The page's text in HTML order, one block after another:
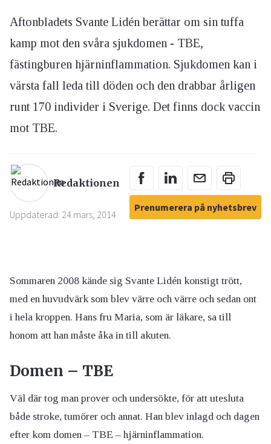
Aftonbladets Svante Lidén berättar om sin tuffa
kamp mot den svåra sjukdomen - TBE,
fästingburen hjärninflammation. Sjukdomen kan i
värsta fall leda till döden och den drabbar årligen
runt 170 individer i Sverige. Det finns dock vaccin
mot TBE.
Redaktionen
Uppdaterad: 24 mars, 2014
Prenumerera på nyhetsbrev
Sommaren 2008 kände sig Svante Lidén konstigt trött,
med en huvudvärk som blev värre och värre och sedan ont
i hela kroppen. Hans fru Maria, som är läkare, sa till
honom att han måste åka in till akuten.
Domen – TBE
Väl där tog man prover och undersökte, för att utesluta
både stroke, tumörer och annat. Han blev inlagd och dagen
efter kom domen – TBE – hjärninflammation.